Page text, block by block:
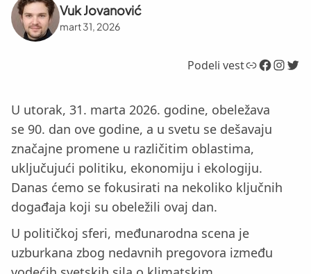
Vuk Jovanović
mart 31, 2026
Podeli vestLink Facebook InstagramTwitter
U utorak, 31. marta 2026. godine, obeležava
se 90. dan ove godine, a u svetu se dešavaju
značajne promene u različitim oblastima,
uključujući politiku, ekonomiju i ekologiju.
Danas ćemo se fokusirati na nekoliko ključnih
događaja koji su obeležili ovaj dan.
U političkoj sferi, međunarodna scena je
uzburkana zbog nedavnih pregovora između